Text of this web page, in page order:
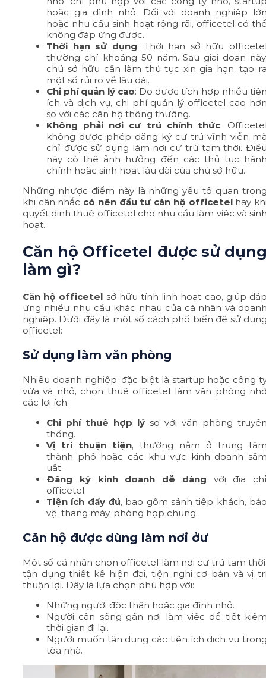
hoặc gia đình nhỏ. Đối với doanh nghiệp
hoặc nhu cầu sinh hoạt rộng rãi, officetel có
không đáp ứng được.
Thời hạn sử dụng: Thời hạn sở hữu
thường chỉ khoảng 50 năm. Sau giai đoạn
chủ sở hữu cần làm thủ tục xin gia hạn, tạo
một số rủi ro về lâu dài.
Chi phí quản lý cao: Do được tích hợp nhiều
ích và dịch vụ, chi phí quản lý officetel cao
so với các căn hộ thông thường.
Không phải nơi cư trú chính thức:
không được phép đăng ký cư trú vĩnh viễn
chỉ được sử dụng làm nơi cư trú tạm thời.
này có thể ảnh hưởng đến các thủ tục
chính hoặc sinh hoạt lâu dài của chủ sở hữu.
Những nhược điểm này là những yếu tố quan
khi cân nhắc có nên đầu tư căn hộ officetelhay
quyết định thuê officetel cho nhu cầu làm việc và
hoạt.
Căn hộ Officetel được sử
làm gì?
Căn hộ officetel sở hữu tính linh hoạt cao, giúp
ứng nhiều nhu cầu khác nhau của cá nhân và
nghiệp. Dưới đây là một số cách phổ biến để sử
officetel:
Sử dụng làm văn phòng
Nhiều doanh nghiệp, đặc biệt là startup hoặc công
vừa và nhỏ, chọn thuê officetel làm văn phòng
các lợi ích:
Chi phí thuê hợp lý so với văn phòng
thống.
Vị trí thuận tiện, thường nằm ở trung
thành phố hoặc các khu vực kinh doanh
uất.
Đăng ký kinh doanh dễ dàng với địa
officetel.
Tiện ích đầy đủ, bao gồm sảnh tiếp khách,
vệ, thang máy, phòng họp chung.
Căn hộ được dùng làm nơi ởư
Một số cá nhân chọn officetel làm nơi cư trú tạm
tận dụng thiết kế hiện đại, tiện nghi cơ bản và vị
thuận lợi. Đây là lựa chọn phù hợp với:
Những người độc thân hoặc gia đình nhỏ.
Người cần sống gần nơi làm việc để tiết
thời gian đi lại.
Người muốn tận dụng các tiện ích dịch vụ
tòa nhà.